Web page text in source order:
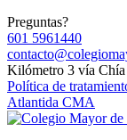
Preguntas?
601 5961440
Kilómetro 3 vía Chía
Política de
Atlantida CMA